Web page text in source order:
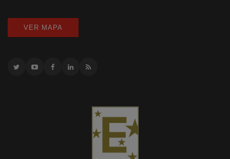
VER MAPA